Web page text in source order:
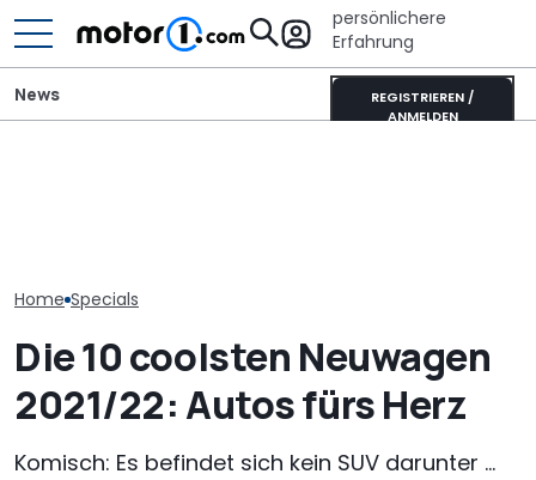
persönlichere
Erfahrung
REGISTRIEREN /
ANMELDEN
News
Home Specials
Die 10 coolsten Neuwagen
2021/22: Autos fürs Herz
Komisch: Es befindet sich kein SUV darunter ...